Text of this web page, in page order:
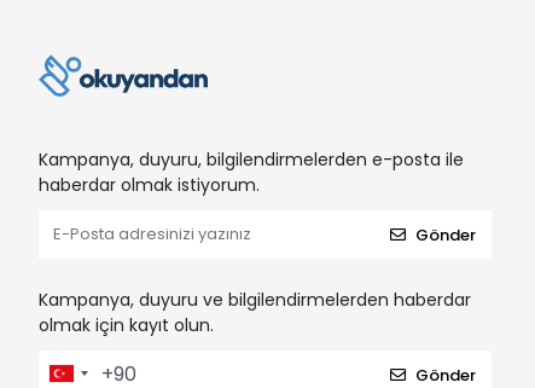
Kampanya, duyuru, bilgilendirmelerden e-posta ile
haberdar olmak istiyorum.
Gönder
Kampanya, duyuru ve bilgilendirmelerden haberdar
olmak için kayıt olun.
Gönder